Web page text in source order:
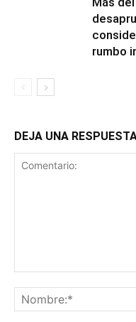
rumbo
DEJA UNA